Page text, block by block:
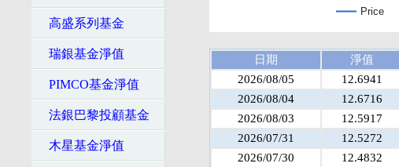
高盛系列基金
瑞銀基金淨值
PIMCO基金淨值
法銀巴黎投顧基金
木星基金淨值
Price
日期 淨值
2026/08/05
12.6941
2026/08/04
12.6716
2026/08/03
12.5917
2026/07/31
12.5272
2026/07/30
12.4832